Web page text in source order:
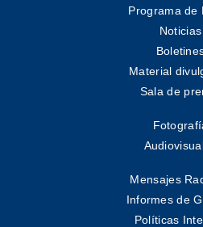
Programa de
Noticias
Material
Sala de
Mensajes
Informes de
Políticas